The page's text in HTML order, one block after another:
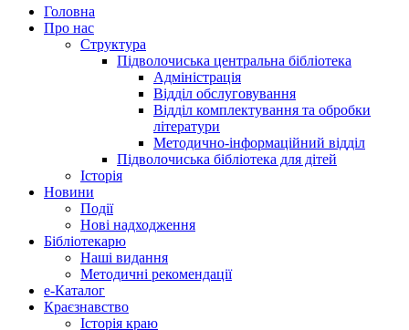
Головна
Про нас
Структура
Підволочиська центральна бібліотека
Адміністрація
Відділ обслуговування
Відділ комплектування та обробки
літератури
Методично-інформаційний відділ
Підволочиська бібліотека для дітей
Історія
Новини
Події
Нові надходження
Бібліотекарю
Наші видання
Методичні рекомендації
e-Каталог
Краєзнавство
Історія краю